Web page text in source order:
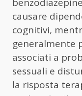
causare
cognitivi,
generalmente
associati a
sessuali e
la risposta